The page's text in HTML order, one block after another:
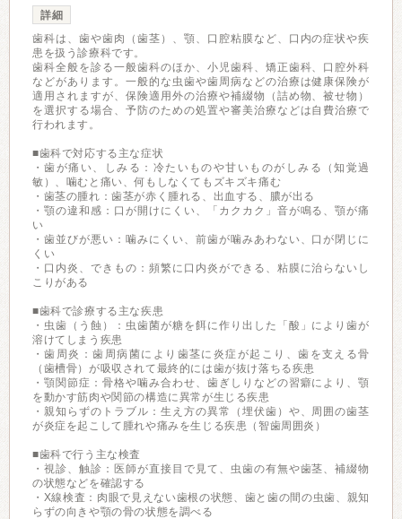
詳細
歯科は、歯や歯肉（歯茎）、顎、口腔粘膜など、口内の症状や疾
患を扱う診療科です。
歯科全般を診る一般歯科のほか、小児歯科、矯正歯科、口腔外科
などがあります。一般的な虫歯や歯周病などの治療は健康保険が
適用されますが、保険適用外の治療や補綴物（詰め物、被せ物）
を選択する場合、予防のための処置や審美治療などは自費治療で
行われます。
■歯科で対応する主な症状
・歯が痛い、しみる：冷たいものや甘いものがしみる（知覚過
敏）、噛むと痛い、何もしなくてもズキズキ痛む
・歯茎の腫れ：歯茎が赤く腫れる、出血する、膿が出る
・顎の違和感：口が開けにくい、「カクカク」音が鳴る、顎が痛
い
・歯並びが悪い：噛みにくい、前歯が噛みあわない、口が閉じに
くい
・口内炎、できもの：頻繁に口内炎ができる、粘膜に治らないし
こりがある
■歯科で診療する主な疾患
・虫歯（う蝕）：虫歯菌が糖を餌に作り出した「酸」により歯が
溶けてしまう疾患
・歯周炎：歯周病菌により歯茎に炎症が起こり、歯を支える骨
（歯槽骨）が吸収されて最終的には歯が抜け落ちる疾患
・顎関節症：骨格や噛み合わせ、歯ぎしりなどの習癖により、顎
を動かす筋肉や関節の構造に異常が生じる疾患
・親知らずのトラブル：生え方の異常（埋伏歯）や、周囲の歯茎
が炎症を起こして腫れや痛みを生じる疾患（智歯周囲炎）
■歯科で行う主な検査
・視診、触診：医師が直接目で見て、虫歯の有無や歯茎、補綴物
の状態などを確認する
・X線検査：肉眼で見えない歯根の状態、歯と歯の間の虫歯、親知
らずの向きや顎の骨の状態を調べる